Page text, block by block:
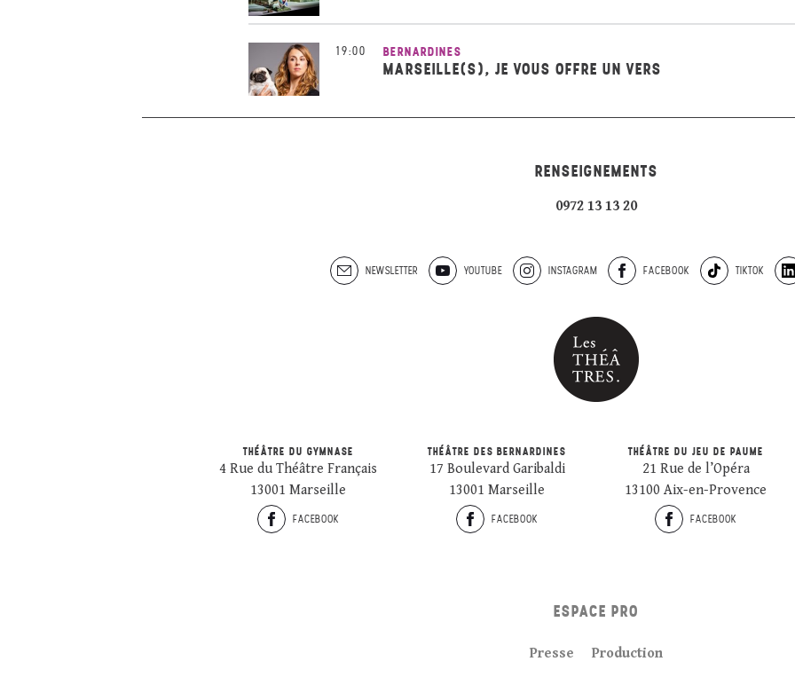
19:00 BERNARDINES
MARSEILLE(S), JE VOUS OFFRE UN VERS
RENSEIGNEMENTS
0972 13 13 20
NEWSLETTER YOUTUBE INSTAGRAM FACEBOOK TIKTOK
THÉÂTRE DU GYMNASE
4 Rue du Théâtre Français
13001 Marseille
FACEBOOK
THÉÂTRE DES BERNARDINES
17 Boulevard Garibaldi
13001 Marseille
FACEBOOK
THÉÂTRE DU JEU DE PAUME
21 Rue de l’Opéra
13100 Aix-en-Provence
FACEBOOK
ESPACE PRO
Presse Production